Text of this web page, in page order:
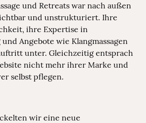
wir eine neue
und Retreats war nach außen
und unstrukturiert. Ihre
ihre Expertise in
Angebote wie Klangmassagen
unter. Gleichzeitig entsprach
nicht mehr ihrer Marke und
selbst pflegen.